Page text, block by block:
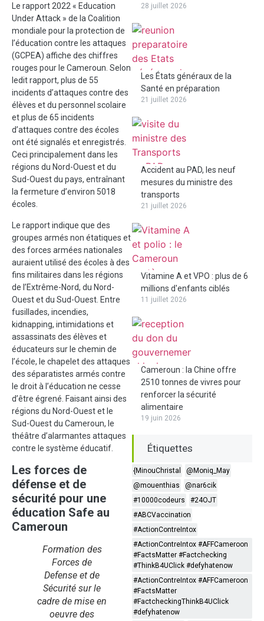
Le rapport 2022 « Education
Under Attack » de la Coalition
mondiale pour la protection de
l’éducation contre les attaques
(GCPEA) affiche des chiffres
rouges pour le Cameroun. Selon
ledit rapport, plus de 55
incidents d’attaques contre des
élèves et du personnel scolaire
et plus de 65 incidents
d’attaques contre des écoles
ont été signalés et enregistrés.
Ceci principalement dans les
régions du Nord-Ouest et du
Sud-Ouest du pays, entraînant
la fermeture d’environ 5018
écoles.
Le rapport indique que des
groupes armés non étatiques et
des forces armées nationales
auraient utilisé des écoles à des
fins militaires dans les régions
de l’Extrême-Nord, du Nord-
Ouest et du Sud-Ouest. Entre
fusillades, incendies,
kidnapping, intimidations et
assassinats des élèves et
éducateurs sur le chemin de
l’école, le chapelet des attaques
des séparatistes armés contre
le droit à l’éducation ne cesse
d’être égrené. Faisant ainsi des
régions du Nord-Ouest et le
Sud-Ouest du Cameroun, le
théâtre d’alarmantes attaques
contre le système éducatif.
Les forces de
défense et de
sécurité pour une
éducation Safe au
Cameroun
Formation des
Forces de
Defense et de
Sécurité sur le
cadre de mise en
oeuvre des
28 juillet 2026
Les États généraux de la
Santé en préparation
21 juillet 2026
Accident au PAD, les neuf
mesures du ministre des
transports
21 juillet 2026
Vitamine A et VPO : plus de 6
millions d'enfants ciblés
11 juillet 2026
Cameroun : la Chine offre
2510 tonnes de vivres pour
renforcer la sécurité
alimentaire
19 juin 2026
Étiquettes
{MinouChristal
@Moniq_May
@mouenthias
@nar6cik
#10000codeurs
#24OJT
#ABCVaccination
#ActionContreIntox
#ActionContreIntox #AFFCameroon
#FactsMatter #Factchecking
#ThinkB4UClick #defyhatenow
#ActionContreIntox #AFFCameroon
#FactsMatter
#FactcheckingThinkB4UClick
#defyhatenow